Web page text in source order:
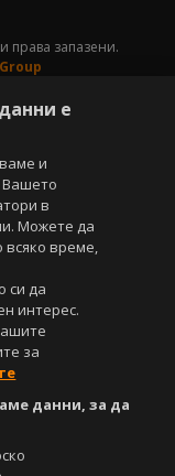
права запазени.
използвани в него, са
му права.
графични и
на Агенция
се
съгласие на
на линк към
материали,
ще бъдат
е
и
Вашето
в
Можете да
всяко време,
си да
интерес.
за
данни, за да